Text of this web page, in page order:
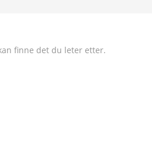
finne det du leter etter.